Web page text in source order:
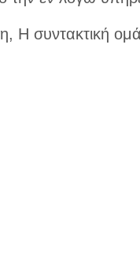
Η συντακτική